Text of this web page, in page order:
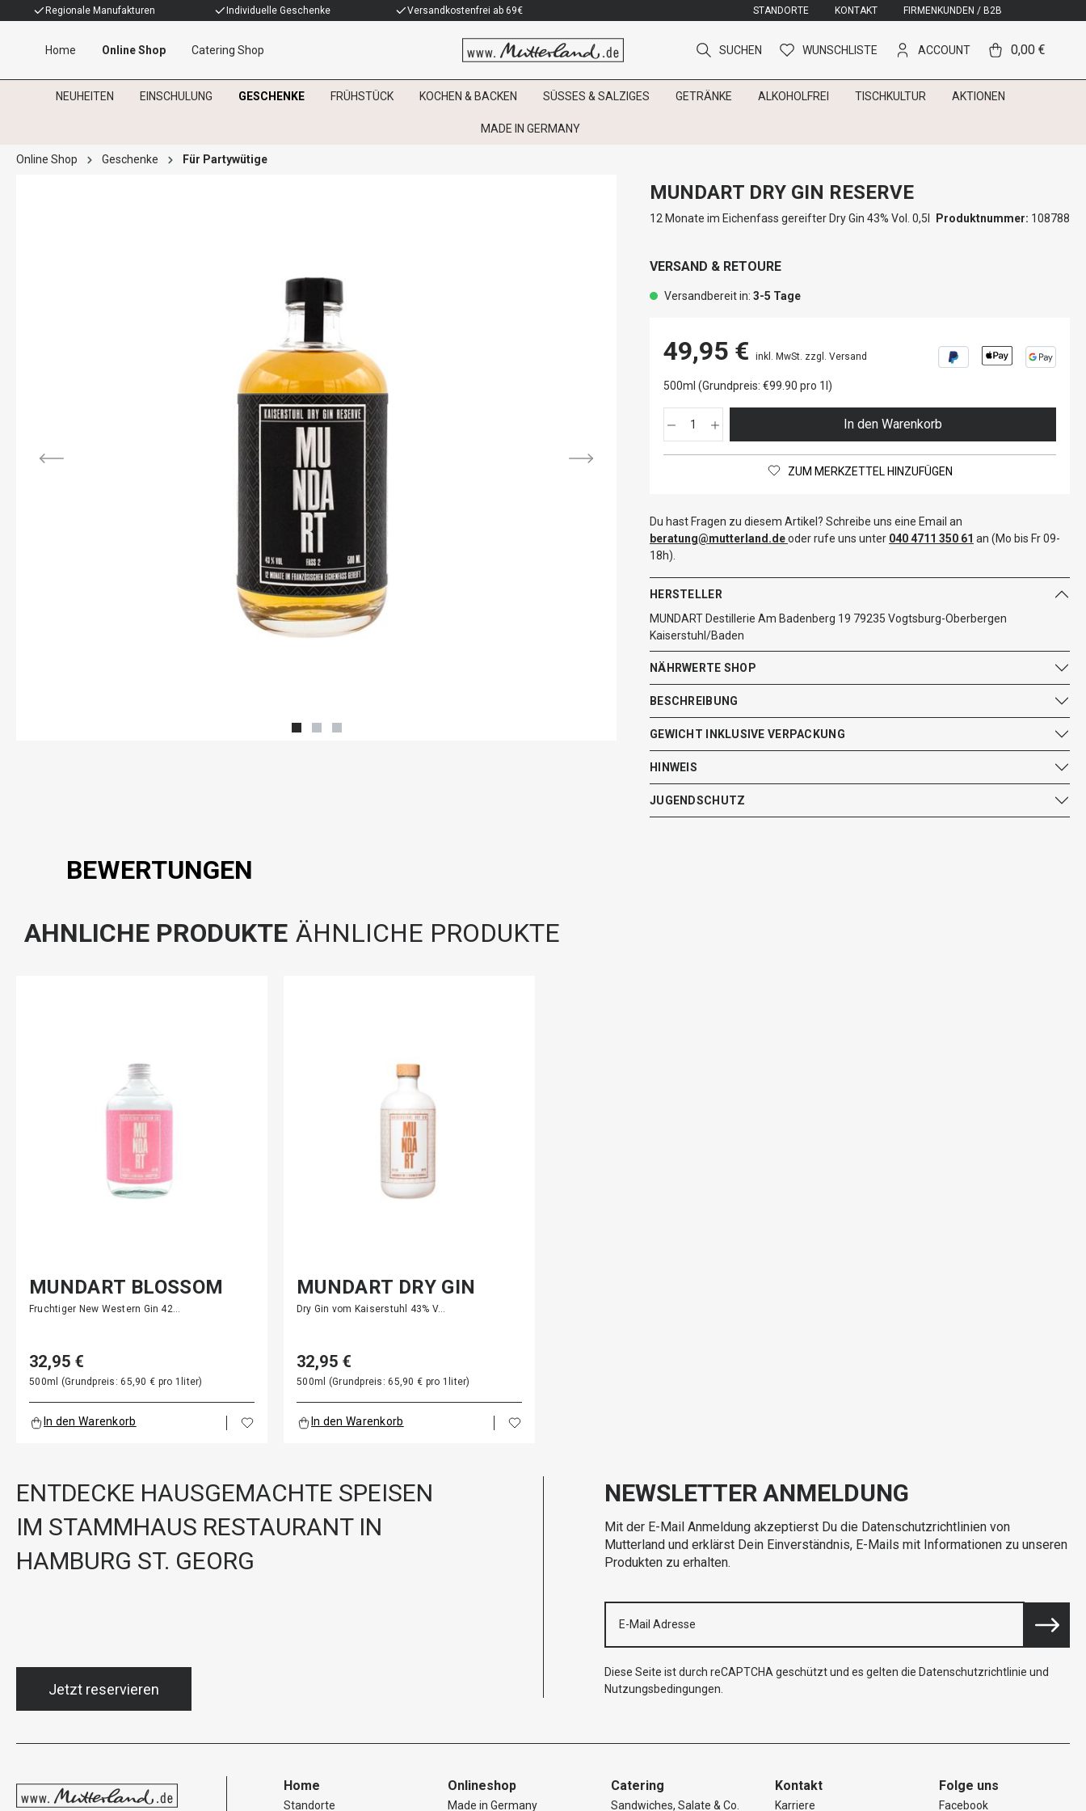
Regionale Manufakturen Individuelle Geschenke Versandkostenfrei ab 69€ STANDORTE KONTAKT FIRMENKUNDEN / B2B
Home Online Shop Catering Shop SUCHEN WUNSCHLISTE ACCOUNT 0,00 €
NEUHEITEN EINSCHULUNG GESCHENKE FRÜHSTÜCK KOCHEN & BACKEN SÜSSES & SALZIGES GETRÄNKE ALKOHOLFREI TISCHKULTUR AKTIONEN
MADE IN GERMANY
Online Shop Geschenke Für Partywütige
MUNDART DRY GIN RESERVE
12 Monate im Eichenfass gereifter Dry Gin 43% Vol. 0,5l Produktnummer: 108788
VERSAND & RETOURE
Versandbereit in: 3-5 Tage
49,95 € inkl. MwSt. zzgl. Versand
500ml (Grundpreis: €99.90 pro 1l)
In den Warenkorb
ZUM MERKZETTEL HINZUFÜGEN
Du hast Fragen zu diesem Artikel? Schreibe uns eine Email an
beratung@mutterland.deoder rufe uns unter 040 4711 350 61 an (Mo bis Fr 09-
18h).
HERSTELLER
MUNDART Destillerie Am Badenberg 19 79235 Vogtsburg-Oberbergen
Kaiserstuhl/Baden
NÄHRWERTE SHOP
BESCHREIBUNG
GEWICHT INKLUSIVE VERPACKUNG
HINWEIS
JUGENDSCHUTZ
BEWERTUNGEN
AHNLICHE PRODUKTE ÄHNLICHE PRODUKTE
MUNDART BLOSSOM
GIN
Fruchtiger New Western Gin 42…
32,95 €
500ml (Grundpreis: 65,90 € pro 1liter)
In den Warenkorb
MUNDART DRY GIN
Dry Gin vom Kaiserstuhl 43% V…
32,95 €
500ml (Grundpreis: 65,90 € pro 1liter)
In den Warenkorb
ENTDECKE HAUSGEMACHTE SPEISEN
IM STAMMHAUS RESTAURANT IN
HAMBURG ST. GEORG
Jetzt reservieren
NEWSLETTER ANMELDUNG
Mit der E-Mail Anmeldung akzeptierst Du die Datenschutzrichtlinien von
Mutterland und erklärst Dein Einverständnis, E-Mails mit Informationen zu unseren
Produkten zu erhalten.
Diese Seite ist durch reCAPTCHA geschützt und es gelten die Datenschutzrichtlinie und
Nutzungsbedingungen
Home
Standorte
Onlineshop
Made in Germany
Catering
Sandwiches, Salate & Co.
Kontakt
Karriere
Folge uns
Facebook